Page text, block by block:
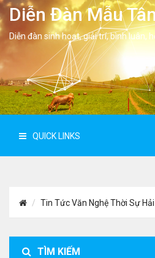
Diễn Đàn Mẫu
Diễn đàn sinh hoạt, giải trí, bình luân,
QUICK LINKS
Tin Tức Văn Nghệ Thời Sự
TÌM KIẾM